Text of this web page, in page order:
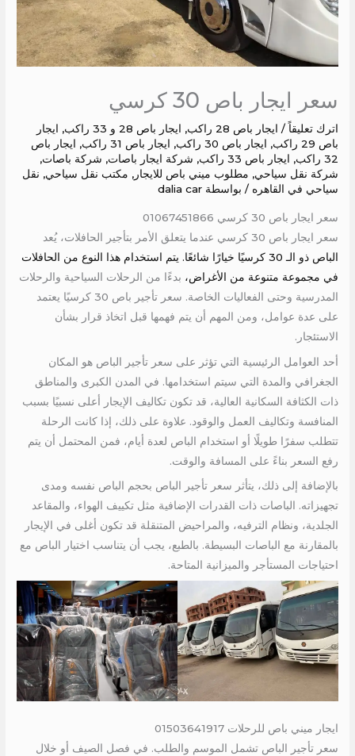
سعر ايجار باص 30 كرسي
اترك تعليقاً / ايجار باص 28 راكب , ايجار باص 28 و 33 راكب , ايجار
باص 29 راكب
, ايجار باص 30 راكب , ايجار باص 31 راكب , ايجار باص
32 راكب
, ايجار باص 33 راكب , شركة ايجار باصات, شركة باصات,
شركة نقل سياحي, مطلوب ميني باص للايجار, مكتب نقل سياحي, نقل
سياحي في القاهره / بواسطة dalia car
سعر ايجار باص 30 كرسي 01067451866
سعر ايجار باص 30 كرسي عندما يتعلق الأمر بتأجير الحافلات، يُعد
الباص ذو الـ 30 كرسيًا خيارًا شائعًا. يتم استخدام هذا النوع من الحافلات
في مجموعة متنوعة من الأغراض، بدءًا من الرحلات السياحية والرحلات
المدرسية وحتى الفعاليات الخاصة. سعر تأجير باص 30 كرسيًا يعتمد
على عدة عوامل، ومن المهم أن يتم فهمها قبل اتخاذ قرار بشأن
الاستئجار.
أحد العوامل الرئيسية التي تؤثر على سعر تأجير الباص هو المكان
الجغرافي والمدة التي سيتم استخدامها. في المدن الكبرى والمناطق
ذات الكثافة السكانية العالية، قد تكون تكاليف الإيجار أعلى نسبيًا بسبب
المنافسة وتكاليف العمل والوقود. علاوة على ذلك، إذا كانت الرحلة
تتطلب سفرًا طويلًا أو استخدام الباص لعدة أيام، فمن المحتمل أن يتم
رفع السعر بناءً على المسافة والوقت.
بالإضافة إلى ذلك، يتأثر سعر تأجير الباص بحجم الباص نفسه ومدى
تجهيزاته. الباصات ذات القدرات الإضافية مثل تكييف الهواء، والمقاعد
الجلدية، ونظام الترفيه، والمراحيض المتنقلة قد تكون أغلى في الإيجار
بالمقارنة مع الباصات البسيطة. بالطبع، يجب أن يتناسب اختيار الباص مع
احتياجات المستأجر والميزانية المتاحة.
ايجار ميني باص للرحلات 01503641917
سعر تأجير الباص تشمل الموسم والطلب. في فصل الصيف أو خلال